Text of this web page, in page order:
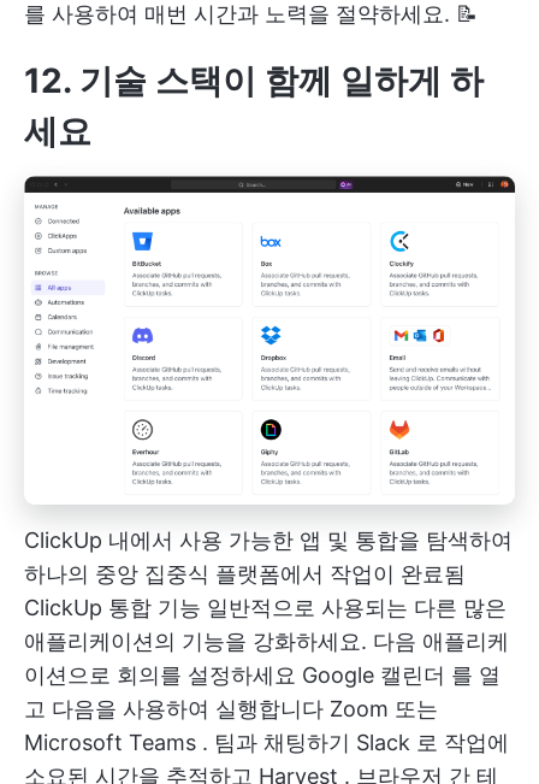
를 사용하여 매번 시간과 노력을 절약하세요. 📝
12. 기술 스택이 함께 일하게 하
세요
ClickUp 내에서 사용 가능한 앱 및 통합을 탐색하여
하나의 중앙 집중식 플랫폼에서 작업이 완료됨
ClickUp 통합 기능 일반적으로 사용되는 다른 많은
애플리케이션의 기능을 강화하세요. 다음 애플리케
이션으로 회의를 설정하세요 Google 캘린더 를 열
고 다음을 사용하여 실행합니다 Zoom 또는
Microsoft Teams . 팀과 채팅하기 Slack 로 작업에
소요된 시간을 추적하고 Harvest . 브라우저 간 테